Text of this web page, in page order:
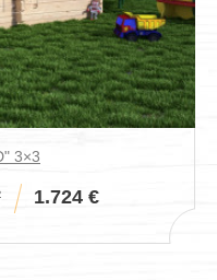
3×3
1.724 €